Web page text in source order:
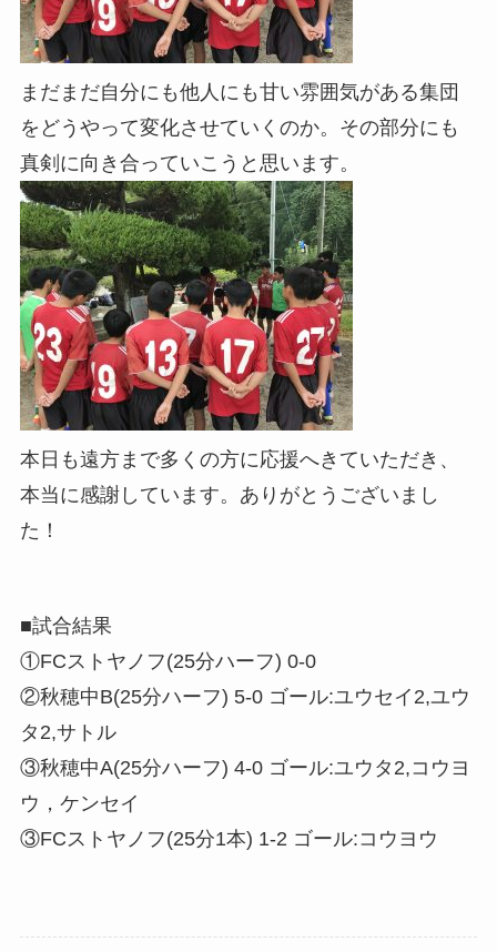
まだまだ自分にも他人にも甘い雰囲気がある集団
をどうやって変化させていくのか。その部分にも
真剣に向き合っていこうと思います。
本日も遠方まで多くの方に応援へきていただき、
本当に感謝しています。ありがとうございまし
た！
■試合結果
①FCストヤノフ(25分ハーフ) 0-0
②秋穂中B(25分ハーフ) 5-0 ゴール:ユウセイ2,ユウ
タ2,サトル
③秋穂中A(25分ハーフ) 4-0 ゴール:ユウタ2,コウヨ
ウ，ケンセイ
③FCストヤノフ(25分1本) 1-2 ゴール:コウヨウ